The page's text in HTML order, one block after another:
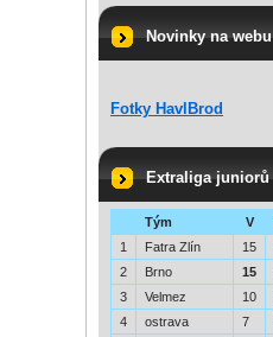
Novinky na webu
Fotky HavlBrod
Extraliga juniorů
Tým V
1
Fatra Zlín 15
2
Brno 15
3
Velmez 10
4
ostrava 7